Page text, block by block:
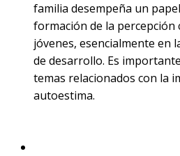
familia desempeña un
formación de la percepción
jóvenes, esencialmente en
de desarrollo. Es
temas relacionados con la
autoestima.